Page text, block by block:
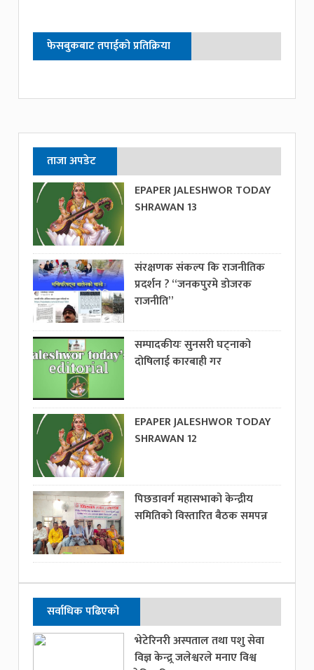
फेसबुकबाट तपाईको प्रतिक्रिया
ताजा अपडेट
EPAPER JALESHWOR TODAY
SHRAWAN 13
संरक्षणक संकल्प कि राजनीतिक
प्रदर्शन ? “जनकपुरमे डोजरक
राजनीति”
सम्पादकीयः सुनसरी घट्नाको
दोषिलाई कारबाही गर
EPAPER JALESHWOR TODAY
SHRAWAN 12
पिछडावर्ग महासभाको केन्द्रीय
समितिको विस्तारित बैठक समपन्न
सर्वाधिक पढिएको
भेटेरिनरी अस्पताल तथा पशु सेवा
विज्ञ केन्द्र्र जलेश्वरले मनाए विश्व